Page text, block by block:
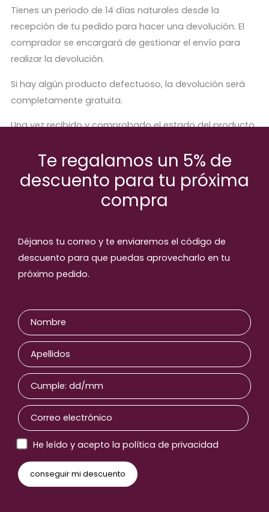
Tienes un periodo de 14 días naturales desde la
recepción de tu pedido para hacer una devolución. El
comprador se encargará de gestionar el envío para
realizar la devolución.
Si hay algún producto defectuoso, la devolución será
completamente gratuita.
Una vez recibido y comprobado el estado del producto,
Productos relaccionados
Te regalamos un 5% de
descuento para tu próxima
compra
Déjanos tu correo y te enviaremos el código de
descuento para que puedas aprovecharlo en tu
próximo pedido.
He leído y acepto la política de privacidad